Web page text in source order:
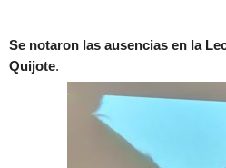
Se notaron las ausencias en la
Quijote.